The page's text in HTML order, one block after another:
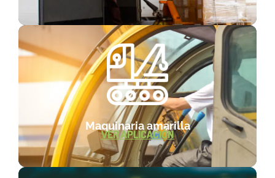
Maquinaria amarilla
VER APLICACIÓN